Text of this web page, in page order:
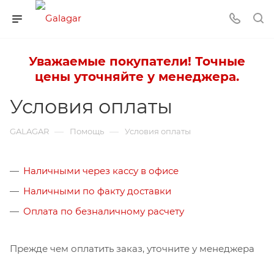
Уважаемые покупатели! Точные
цены уточняйте у менеджера.
Условия оплаты
GALAGAR — Помощь — Условия оплаты
Наличными через кассу в офисе
Наличными по факту доставки
Оплата по безналичному расчету
Прежде чем оплатить заказ, уточните у менеджера